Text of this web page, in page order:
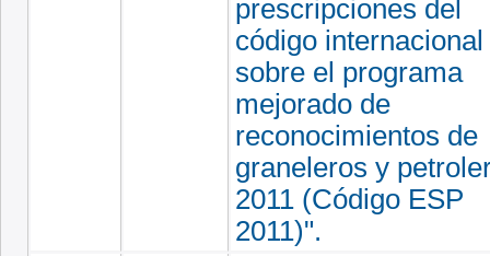
prescripciones del
código internacional
sobre el programa
mejorado de
reconocimientos de
graneleros y
2011 (Código ESP
2011)".